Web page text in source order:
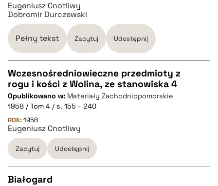
pobierz cytat
BIBTEX
Eugeniusz Cnotliwy
Dobromir Durczewski
Pełny tekst Zacytuj Udostępnij
CZYSTY TEKST
pobierz cytat
BIBTEX
pobierz cytat
Wczesnośredniowieczne przedmioty z
rogu i kości z Wolina, ze stanowiska 4
Opublikowano w: Materiały Zachodniopomorskie
1958 / Tom 4 / s. 155 - 240
ROK: 1958
Eugeniusz Cnotliwy
Zacytuj Udostępnij
Białogard